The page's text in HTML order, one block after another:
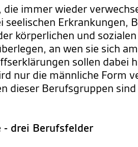
die immer wieder
seelischen Erkrankungen,
körperlichen und
an wen sie sich
sollen dabei
nur die männliche Form
dieser Berufsgruppen
- drei Berufsfelder